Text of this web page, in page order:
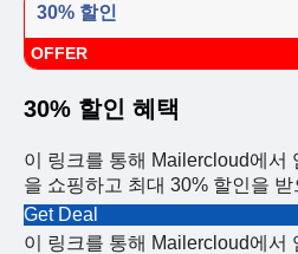
30% 할인
OFFER
30% 할인 혜택
이 링크를 통해 Mailercloud에서
을 쇼핑하고 최대 30% 할인을 받
Get Deal
이 링크를 통해 Mailercloud에서